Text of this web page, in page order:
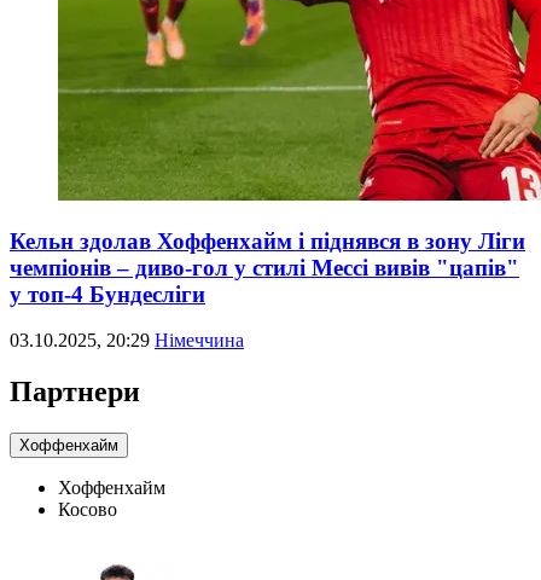
Кельн здолав Хоффенхайм і піднявся в зону Ліги
чемпіонів – диво-гол у стилі Мессі вивів "цапів"
у топ-4 Бундесліги
03.10.2025, 20:29 Німеччина
Партнери
Хоффенхайм
Хоффенхайм
Косово